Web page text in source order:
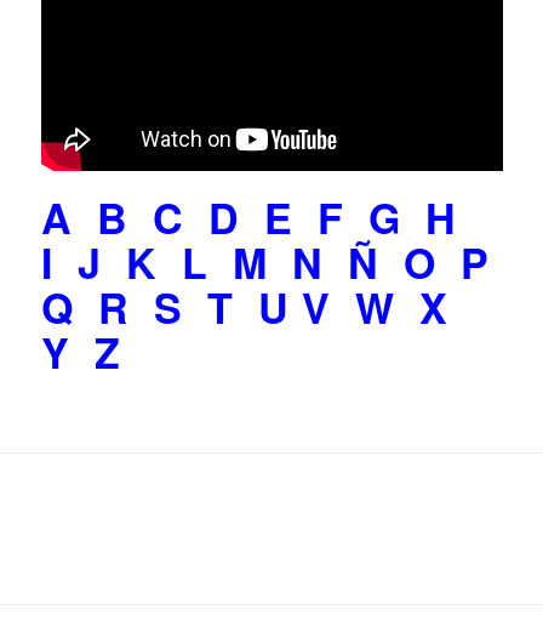
A B C D E F G H
I J K L M N Ñ O P
Q R S T U V W X
Y Z